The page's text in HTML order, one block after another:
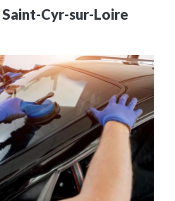
Saint-Cyr-sur-Loire